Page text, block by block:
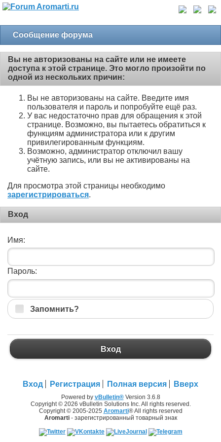
Сообщение форума
Вы не авторизованы на сайте или не имеете
доступа к этой странице. Это могло произойти по
одной из нескольких причин:
Вы не авторизованы на сайте. Введите имя
пользователя и пароль и попробуйте ещё раз.
У вас недостаточно прав для обращения к этой
странице. Возможно, вы пытаетесь обратиться к
функциям администратора или к другим
привилегированным функциям.
Возможно, администратор отключил вашу
учётную запись, или вы не активированы на
сайте.
Для просмотра этой страницы необходимо
зарегистрироваться.
Вход
Имя:
Пароль:
Запомнить?
Вход
Вход Регистрация Полная версия Вверх
Powered by vBulletin®Version 3.6.8
Copyright © 2026 vBulletin Solutions Inc. All rights reserved.
Copyright © 2005-2025 Aromarti® All rights reserved
Aromarti- зарегистрированный товарный знак